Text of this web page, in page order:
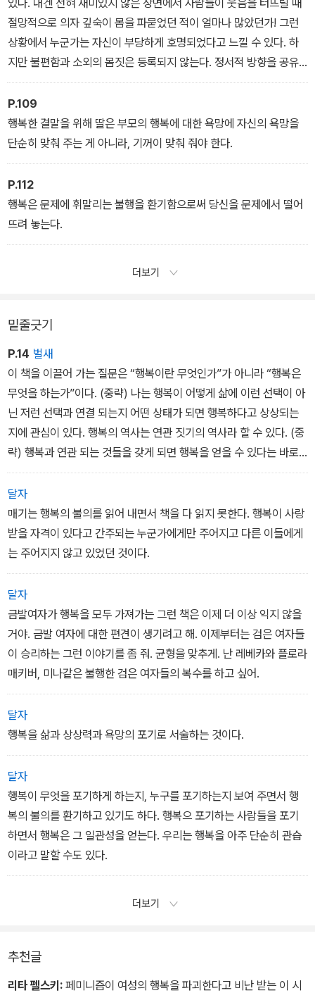
절망적으로 의자 깊숙이 몸을 파묻었던 적이 얼마나 많았던가! 그런
상황에서 누군가는 자신이 부당하게 호명되었다고 느낄 수 있다. 하
지만 불편함과 소외의 몸짓은 등록되지 않는다. 정서적 방향을 공유
하고 있지 않은 이방의 신체들은 그런 관점에선 그냥 사라져 버린다.
P.109
행복한 결말을 위해 딸은 부모의 행복에 대한 욕망에 자신의 욕망을
단순히 맞춰 주는 게 아니라, 기꺼이 맞춰 줘야 한다.
P.112
행복은 문제에 휘말리는 불행을 환기함으로써 당신을 문제에서 떨어
뜨려 놓는다.
더보기
밑줄긋기
P.14 벌새
이 책을 이끌어 가는 질문은 “행복이란 무엇인가”가 아니라 “행복은
무엇을 하는가”이다. (중략) 나는 행복이 어떻게 삶에 이런 선택이 아
닌 저런 선택과 연결 되는지 어떤 상태가 되면 행복하다고 상상되는
지에 관심이 있다. 행복의 역사는 연관 짓기의 역사라 할 수 있다. (중
략) 행복과 연관 되는 것들을 갖게 되면 행복을 얻을 수 있다는 바로
그 약속 때문에 우리는 그것들을 목표로 하게 된다.
달자
매기는 행복의 불의를 읽어 내면서 책을 다 읽지 못한다. 행복이 사랑
받을 자격이 있다고 간주되는 누군가에게만 주어지고 다른 이들에게
는 주어지지 않고 있었던 것이다.
달자
금발여자가 행복을 모두 가져가는 그런 책은 이제 더 이상 익지 않을
거야. 금발 여자에 대한 편견이 생기려고 해. 이제부터는 검은 여자들
이 승리하는 그런 이야기를 좀 줘. 균형을 맞추게. 난 레베카와 플로라
매키버, 미나같은 불행한 검은 여자들의 복수를 하고 싶어.
달자
행복을 삶과 상상력과 욕망의 포기로 서술하는 것이다.
달자
행복이 무엇을 포기하게 하는지, 누구를 포기하는지 보여 주면서 행
복의 불의를 환기하고 있기도 하다. 행복으 포기하는 사람들을 포기
하면서 행복은 그 일관성을 얻는다. 우리는 행복을 아주 단순히 관습
이라고 말할 수도 있다.
더보기
추천글
리타 펠스키: 페미니즘이 여성의 행복을 파괴한다고 비난 받는 이 시